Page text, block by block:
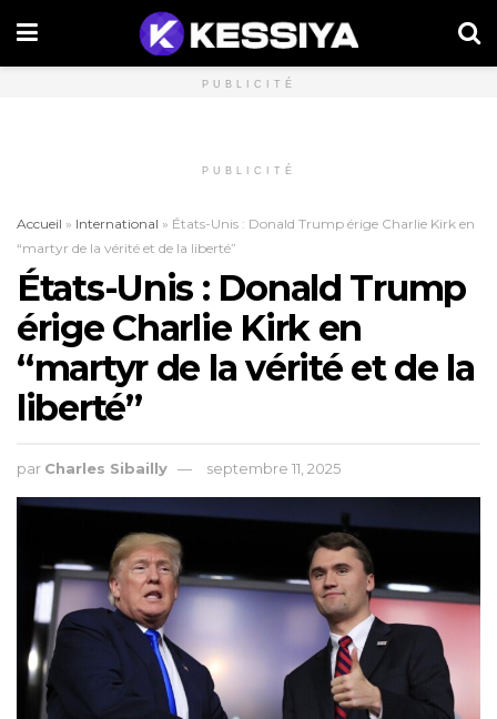
PUBLICITÉ
PUBLICITÉ
Accueil » International » États-Unis : Donald Trump érige Charlie Kirk en
“martyr de la vérité et de la liberté”
États-Unis : Donald Trump
érige Charlie Kirk en
“martyr de la vérité et de la
liberté”
par Charles Sibailly septembre 11, 2025